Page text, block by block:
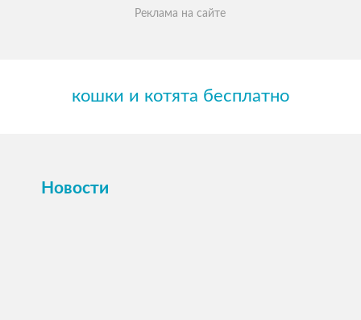
Реклама на сайте
кошки и котята бесплатно
Новости